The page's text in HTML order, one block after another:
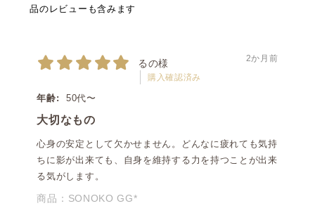
品のレビューも含みます
るの様
購入確認済み
2か月前
年齢: 50代〜
大切なもの
心身の安定として欠かせません。どんなに疲れても気持
ちに影が出来ても、自身を維持する力を持つことが出来
る気がします。
商品： SONOKO GG*